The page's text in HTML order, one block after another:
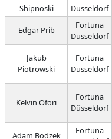
Shipnoski
Düsseldorf
Edgar Prib
Fortuna
Düsseldorf
Jakub
Piotrowski
Fortuna
Düsseldorf
Kelvin Ofori
Fortuna
Düsseldorf
Adam Bodzek
Fortuna